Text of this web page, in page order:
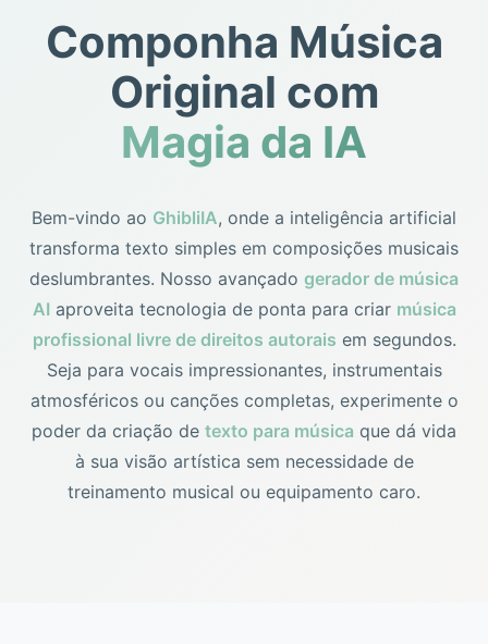
Componha Música
Original com
Magia da IA
Bem-vindo ao GhibliIA, onde a inteligência artificial
transforma texto simples em composições musicais
deslumbrantes. Nosso avançado gerador de música
AIaproveita tecnologia de ponta para criar música
profissional livre de direitos autorais em segundos.
Seja para vocais impressionantes, instrumentais
atmosféricos ou canções completas, experimente o
poder da criação de texto para música que dá vida
à sua visão artística sem necessidade de
treinamento musical ou equipamento caro.